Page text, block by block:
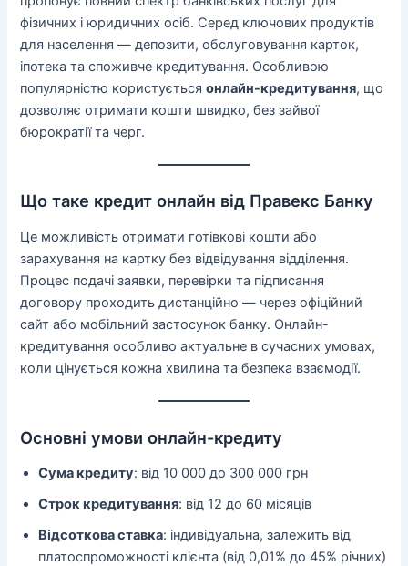
фізичних і юридичних осіб. Серед ключових продуктів
для населення — депозити, обслуговування карток,
іпотека та споживче кредитування. Особливою
популярністю користуєтьсяонлайн-кредитування, що
дозволяє отримати кошти швидко, без зайвої
бюрократії та черг.
Що таке кредит онлайн від Правекс Банку
Це можливість отримати готівкові кошти або
зарахування на картку без відвідування відділення.
Процес подачі заявки, перевірки та підписання
договору проходить дистанційно — через офіційний
сайт або мобільний застосунок банку. Онлайн-
кредитування особливо актуальне в сучасних умовах,
коли цінується кожна хвилина та безпека взаємодії.
Основні умови онлайн-кредиту
Сума кредиту: від 10 000 до 300 000 грн
Строк кредитування: від 12 до 60 місяців
Відсоткова ставка: індивідуальна, залежить від
платоспроможності клієнта (від 0,01% до 45% річних)